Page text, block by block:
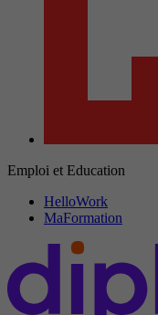
Emploi et Education
HelloWork
MaFormation